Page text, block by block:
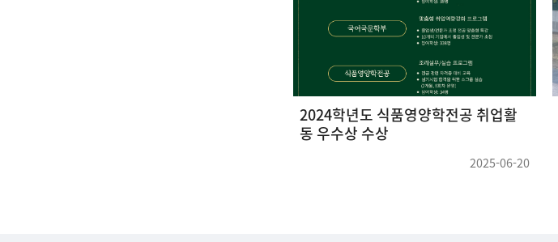
2024학년도 식품영양학전공 취업활
동 우수상 수상
2025-06-20